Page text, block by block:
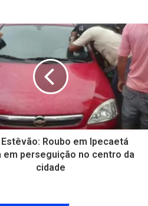
Roubo em Ipecaetá
em perseguição no centro da
cidade